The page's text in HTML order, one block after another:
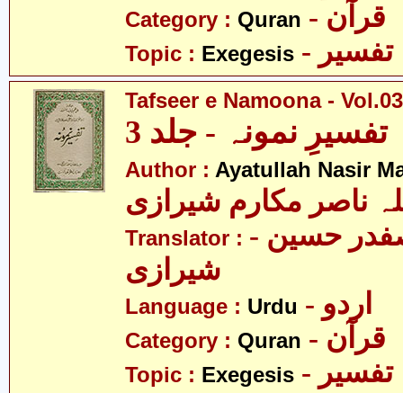
Category : Quran - قرآن
Topic : Exegesis - تفسیر
Tafseer e Namoona - Vol.03
تفسیرِ نمونہ - جلد 3
Author : Ayatullah Nasir
ناصر مکارم شیرازی
Translator : - مولانا سید صفدر حسین
شیرازی
Language : Urdu - اردو
Category : Quran - قرآن
Topic : Exegesis - تفسیر